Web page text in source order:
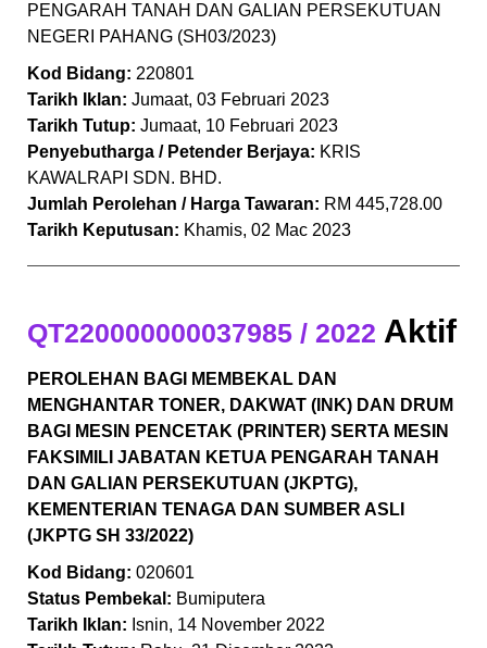
PENGARAH TANAH DAN GALIAN PERSEKUTUAN
NEGERI PAHANG (SH03/2023)
Kod Bidang: 220801
Tarikh Iklan: Jumaat, 03 Februari 2023
Tarikh Tutup: Jumaat, 10 Februari 2023
Penyebutharga / Petender Berjaya: KRIS
KAWALRAPI SDN. BHD.
Jumlah Perolehan / Harga Tawaran: RM 445,728.00
Tarikh Keputusan: Khamis, 02 Mac 2023
QT220000000037985 / 2022 Aktif
PEROLEHAN BAGI MEMBEKAL DAN
MENGHANTAR TONER, DAKWAT (INK) DAN DRUM
BAGI MESIN PENCETAK (PRINTER) SERTA MESIN
FAKSIMILI JABATAN KETUA PENGARAH TANAH
DAN GALIAN PERSEKUTUAN (JKPTG),
KEMENTERIAN TENAGA DAN SUMBER ASLI
(JKPTG SH 33/2022)
Kod Bidang: 020601
Status Pembekal: Bumiputera
Tarikh Iklan: Isnin, 14 November 2022